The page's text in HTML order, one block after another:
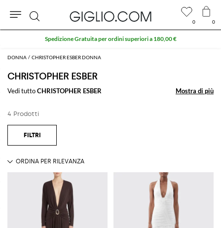
DONNA CHRISTOPHER ESBER DONNA
CHRISTOPHER ESBER
Vedi tuttoCHRISTOPHER ESBER Mostra di più
Mostra di più
4 Prodotti
0 0
Cerca
Spedizione Gratuita per ordini superiori a 180,00 €